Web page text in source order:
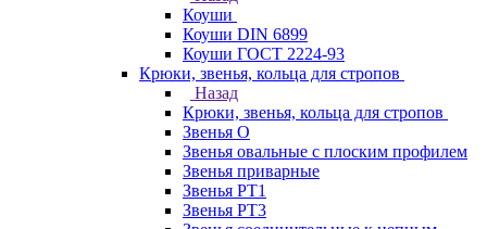
Коуши
Коуши DIN 6899
Коуши ГОСТ 2224-93
Крюки, звенья, кольца для стропов
Назад
Крюки, звенья, кольца для стропов
Звенья О
Звенья овальные с плоским профилем
Звенья приварные
Звенья РТ1
Звенья РТ3